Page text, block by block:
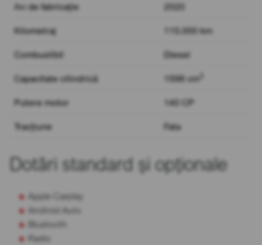
An de fabricație 2020
Kilometraj 115.000 km
Combustibil Diesel
Capacitate cilindrică 1598 cm
Putere motor 140 CP
Tracțiune Fata
Dotări standard și opționale
Apple Carplay
Android Auto
Bluetooth
Radio